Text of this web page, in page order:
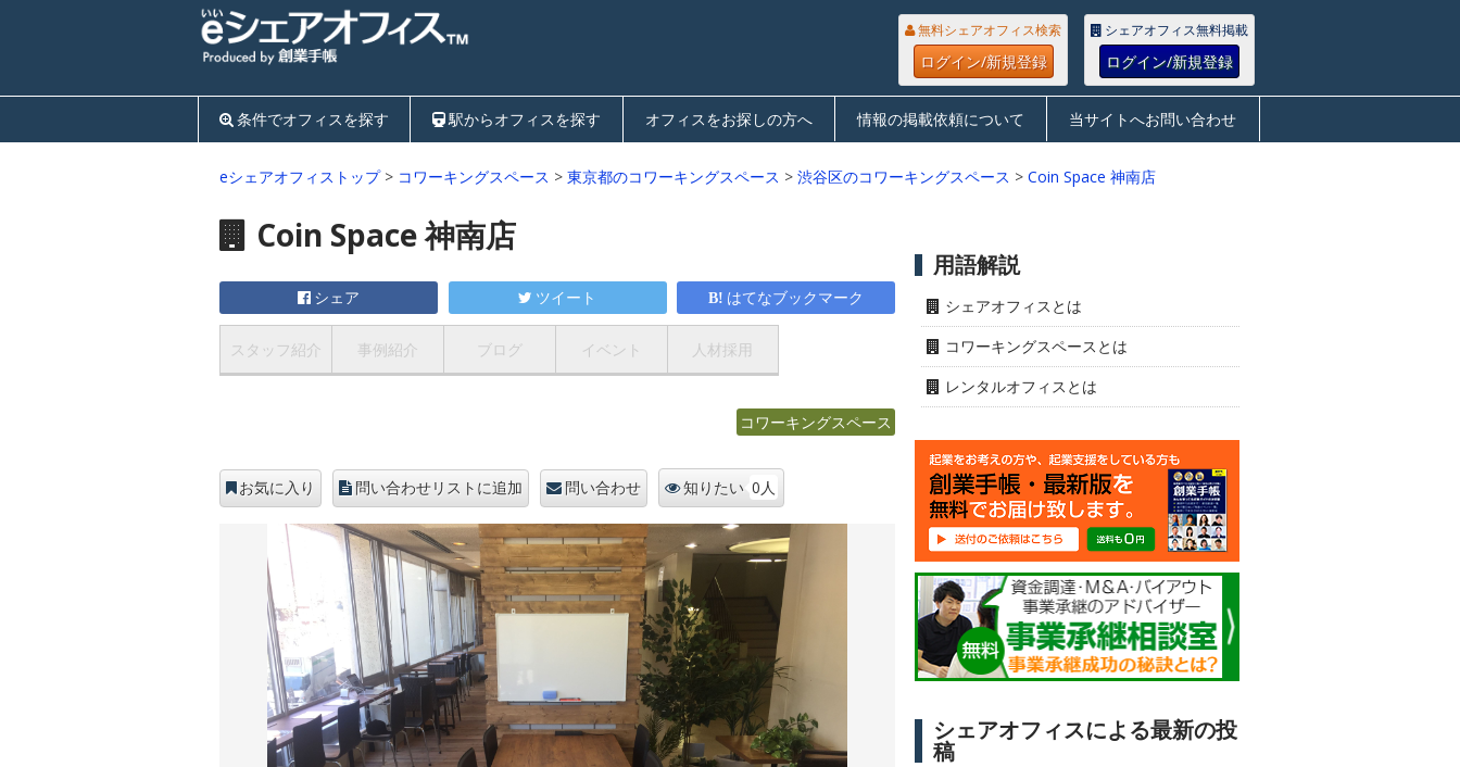
無料シェアオフィス検索
ログイン/新規登録
シェアオフィス無料掲載
ログイン/新規登録
条件でオフィスを探す 駅からオフィスを探す オフィスをお探しの方へ 情報の掲載依頼について 当サイトへお問い合わせ
eシェアオフィストップ> コワーキングスペース > 東京都のコワーキングスペース > 渋谷区のコワーキングスペース > Coin Space 神南店
Coin Space 神南店
シェア ツイート はてなブックマーク
スタッフ紹介 事例紹介 ブログ イベント 人材採用
コワーキングスペース
お気に入り 問い合わせリストに追加 問い合わせ 知りたい 0人
用語解説
シェアオフィスとは
コワーキングスペースとは
レンタルオフィスとは
シェアオフィスによる最新の投
稿